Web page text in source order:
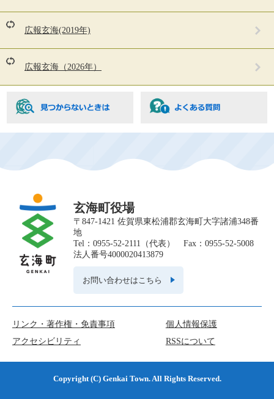
ん
な
ジ
広報玄海(2019年)
広報玄海（2026年）
玄海町役場
〒847-1421 佐賀県東松浦郡玄海町大字諸浦348番
地
Tel：0955-52-2111（代表） Fax：0955-52-5008
法人番号4000020413879
お問い合わせはこちら
リンク・著作権・免責事項
個人情報保護
アクセシビリティ
RSSについて
Copyright (C) Genkai Town. All Rights Reserved.